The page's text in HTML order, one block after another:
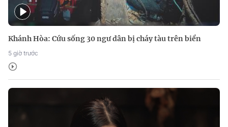
Khánh Hòa: Cứu sống 30 ngư dân bị cháy tàu trên biển
5 giờ trước